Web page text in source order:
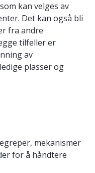
kan velges av
Det kan også bli
fra andre
tilfeller er
av
plasser og
mekanismer
for å håndtere